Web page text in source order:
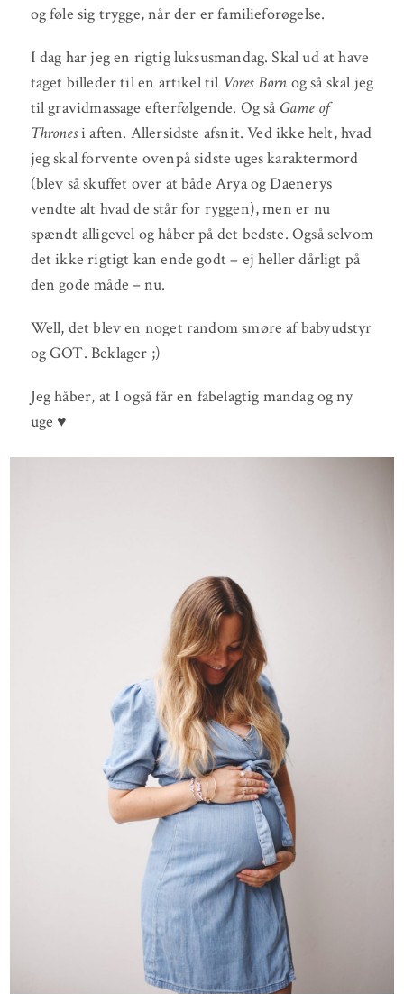
og føle sig trygge, når der er familieforøgelse.
I dag har jeg en rigtig luksusmandag. Skal ud at have
taget billeder til en artikel til Vores Børn og så skal jeg
til gravidmassage efterfølgende. Og så Game of
Thronesi aften. Allersidste afsnit. Ved ikke helt, hvad
jeg skal forvente ovenpå sidste uges karaktermord
(blev så skuffet over at både Arya og Daenerys
vendte alt hvad de står for ryggen), men er nu
spændt alligevel og håber på det bedste. Også selvom
det ikke rigtigt kan ende godt – ej heller dårligt på
den gode måde – nu.
Well, det blev en noget random smøre af babyudstyr
og GOT. Beklager ;)
Jeg håber, at I også får en fabelagtig mandag og ny
uge ♥